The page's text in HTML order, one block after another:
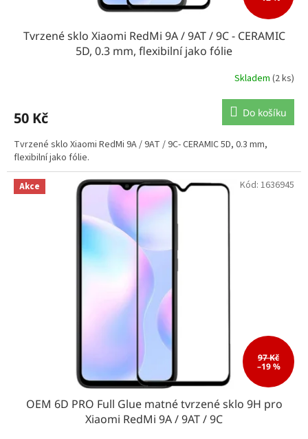
Tvrzené sklo Xiaomi RedMi 9A / 9AT / 9C - CERAMIC
5D, 0.3 mm, flexibilní jako fólie
Skladem (2 ks)
50 Kč Do košíku
Tvrzené sklo Xiaomi RedMi 9A / 9AT / 9C- CERAMIC 5D, 0.3 mm,
flexibilní jako fólie.
Akce
97 Kč
–19 %
OEM 6D PRO Full Glue matné tvrzené sklo 9H pro
Xiaomi RedMi 9A / 9AT / 9C
Kód: 1636945